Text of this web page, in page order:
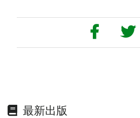
最新出版